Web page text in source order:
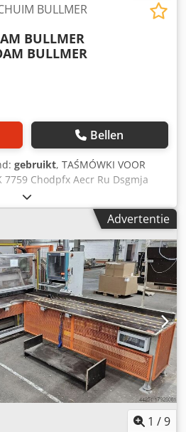
BULLMER
BULLMER
BULLMER
Bellen
gebruikt, TAŚMÓWKI VOOR
7759 Chodpfx Aecr Ru Dsgmja
Leveringsvoorwaarden Kies
Client cover Opstarttype
Opmerkingen MACHINE voor
MOTOR 1 kW, 220/380 VOLT,
ZAG TAPE LENGTE ZONDER
1100 mm, lengte van de tabel
1170 mm
Advertentie
1 /9